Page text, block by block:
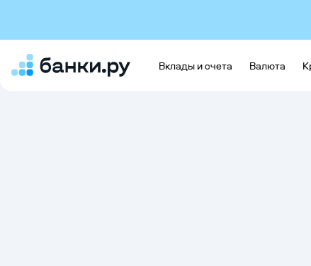
Вклады и счета Валюта